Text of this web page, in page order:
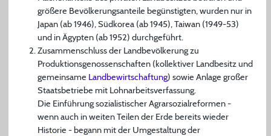
größere Bevölkerungsanteile begünstigten, wurden nur in
Japan (ab 1946), Südkorea (ab 1945), Taiwan (1949-53)
und in Ägypten (ab 1952) durchgeführt.
Zusammenschluss der Landbevölkerung zu
Produktionsgenossenschaften (kollektiver Landbesitz und
gemeinsame Landbewirtschaftung) sowie Anlage großer
Staatsbetriebe mit Lohnarbeitsverfassung.
Die Einführung sozialistischer Agrarsozialreformen -
wenn auch in weiten Teilen der Erde bereits wieder
Historie - begann mit der Umgestaltung der